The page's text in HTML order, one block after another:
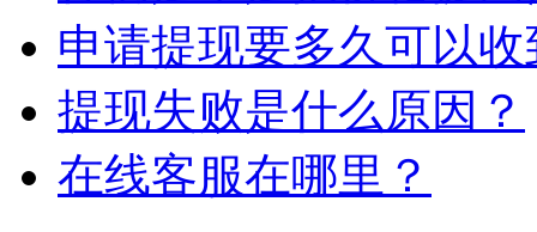
申请提现要多久可以收
提现失败是什么原因？
在线客服在哪里？